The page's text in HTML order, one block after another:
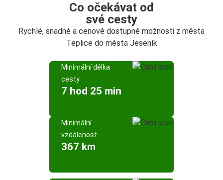
Co očekávat od
své cesty
Rychlé, snadné a cenově dostupné možnosti z města
Teplice do města Jeseník
Minimální délka
cesty
7 hod 25 min
Minimální
vzdálenost
367 km